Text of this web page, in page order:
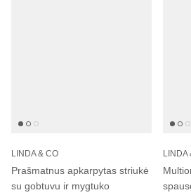
LINDA & CO
Prašmatnus apkarpytas striukė
su gobtuvu ir mygtuko
LINDA